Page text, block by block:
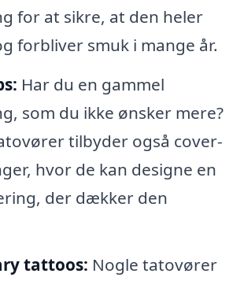
for at sikre, at den heler
forbliver smuk i mange år.
Har du en gammel
som du ikke ønsker mere?
tilbyder også cover-
hvor de kan designe en
der dækker den
tattoos: Nogle tatovører